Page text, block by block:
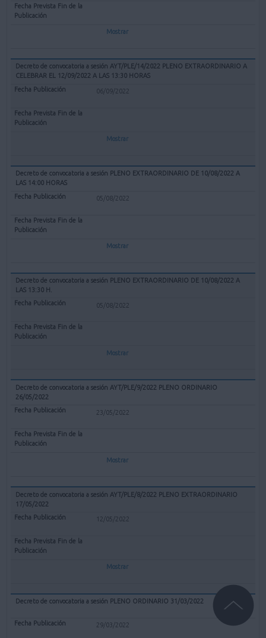
Mostrar
Decreto de convocatoria a sesión AYT/PLE/14/2022 PLENO EXTRAORDINARIO A
CELEBRAR EL 12/09/2022 A LAS 13:30 HORAS
06/09/2022
Mostrar
Decreto de convocatoria a sesión PLENO EXTRAORDINARIO DE 10/08/2022 A
LAS 14:00 HORAS
05/08/2022
Mostrar
Decreto de convocatoria a sesión PLENO EXTRAORDINARIO DE 10/08/2022 A
LAS 13:30 H.
05/08/2022
Mostrar
Decreto de convocatoria a sesión AYT/PLE/9/2022 PLENO ORDINARIO
26/05/2022
23/05/2022
Mostrar
Decreto de convocatoria a sesión AYT/PLE/8/2022 PLENO EXTRAORDINARIO
17/05/2022
12/05/2022
Mostrar
Decreto de convocatoria a sesión PLENO ORDINARIO 31/03/2022
29/03/2022